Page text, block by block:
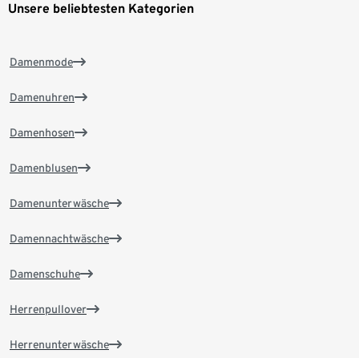
Unsere beliebtesten Kategorien
Damenmode
Damenuhren
Damenhosen
Damenblusen
Damenunterwäsche
Damennachtwäsche
Damenschuhe
Herrenpullover
Herrenunterwäsche